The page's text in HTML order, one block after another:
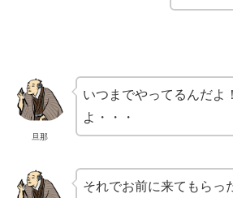
旦那
いつまでやってるんだよ
よ・・・
それでお前に来てもらっ